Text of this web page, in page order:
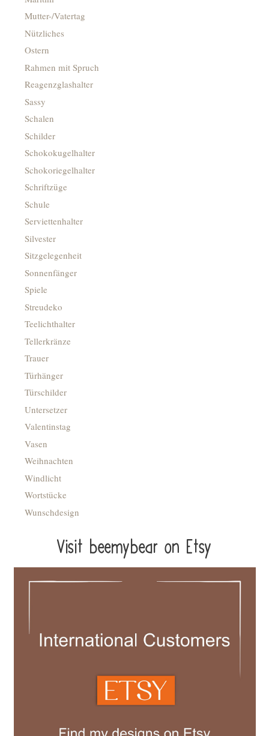
Mutter-/Vatertag
Nützliches
Ostern
Rahmen mit Spruch
Reagenzglashalter
Sassy
Schalen
Schilder
Schokokugelhalter
Schokoriegelhalter
Schriftzüge
Schule
Serviettenhalter
Silvester
Sitzgelegenheit
Sonnenfänger
Spiele
Streudeko
Teelichthalter
Tellerkränze
Trauer
Türhänger
Türschilder
Untersetzer
Valentinstag
Vasen
Weihnachten
Windlicht
Wortstücke
Wunschdesign
Visit beemybear on Etsy